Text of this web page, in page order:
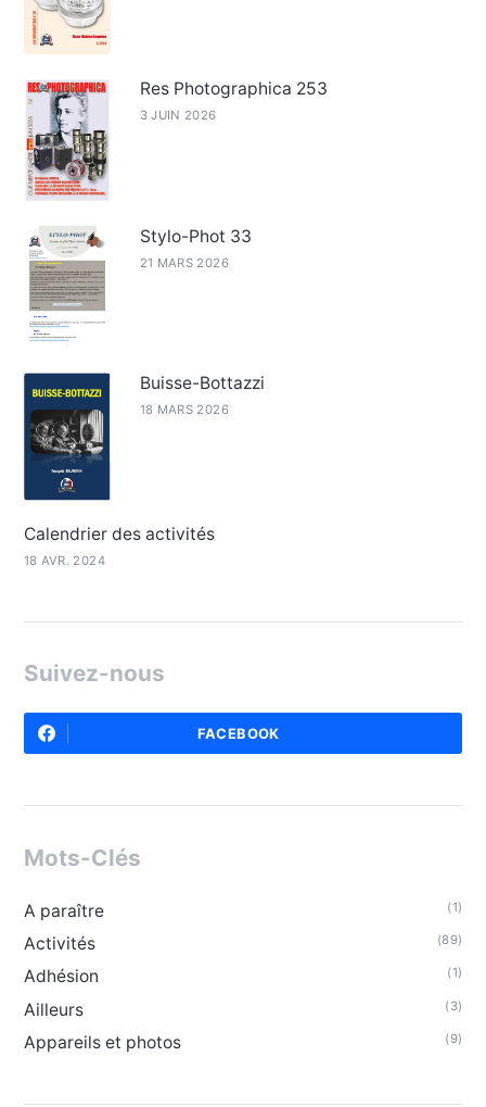
Res Photographica 253
3 JUIN 2026
Stylo-Phot 33
21 MARS 2026
Buisse-Bottazzi
18 MARS 2026
Calendrier des activités
18 AVR. 2024
Suivez-nous
FACEBOOK
Mots-Clés
A paraître (1)
Activités (89)
Adhésion (1)
Ailleurs (3)
Appareils et photos (9)